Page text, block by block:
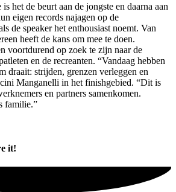
het de beurt aan de jongste en daarna aan
eigen records najagen op de
de speaker het enthousiast noemt. Van
heeft de kans om mee te doen.
voortdurend op zoek te zijn naar de
en de recreanten. “Vandaag hebben
draait: strijden, grenzen verleggen en
Manganelli in het finishgebied. “Dit is
en partners samenkomen.
familie.”
it!